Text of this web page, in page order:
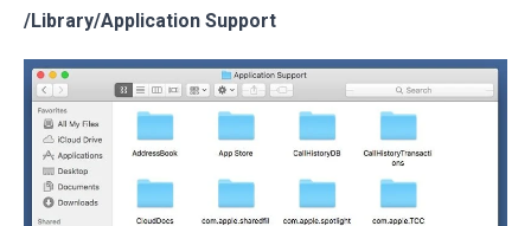
/Library/Application Support